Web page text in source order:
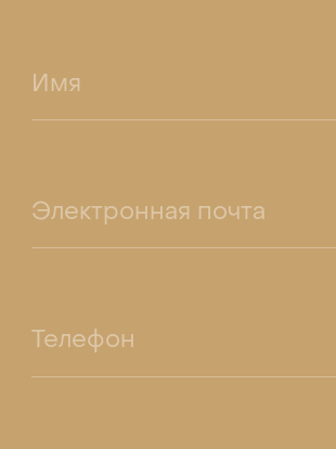
Имя
Электронная почта
Телефон